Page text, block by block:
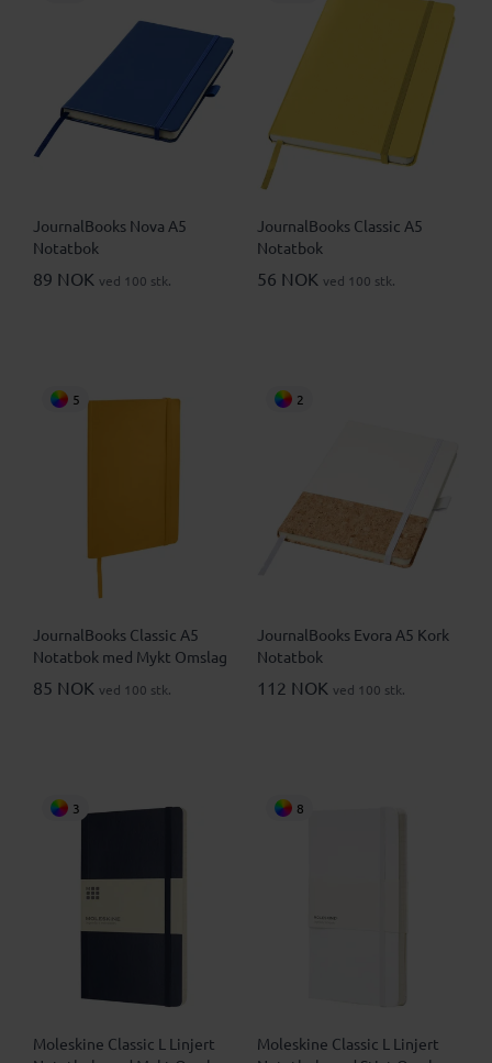
JournalBooks Nova A5
Notatbok
89 NOK ved 100 stk.
JournalBooks Classic A5
Notatbok
56 NOK ved 100 stk.
5
JournalBooks Classic A5
Notatbok med Mykt Omslag
85 NOK ved 100 stk.
2
JournalBooks Evora A5 Kork
Notatbok
112 NOK ved 100 stk.
3
Moleskine Classic L Linjert
8
Moleskine Classic L Linjert